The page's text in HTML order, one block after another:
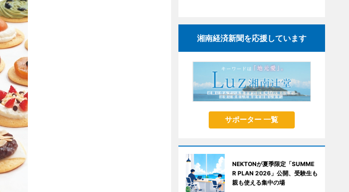
湘南経済新聞を応援しています
サポーター 一覧
NEKTONが夏季限定「SUMME
R PLAN 2026」公開、受験生も
親も使える集中の場